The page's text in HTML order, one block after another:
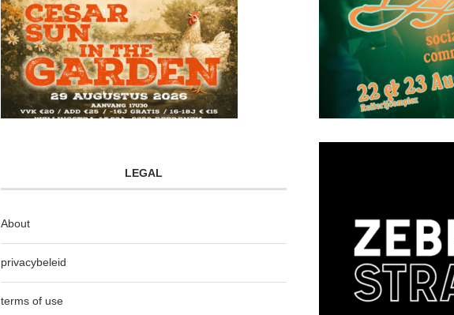
LEGAL
About
privacybeleid
terms of use